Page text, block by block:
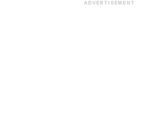
durará de seis a ocho semanas. Eso ya
ADVERTISEMENT